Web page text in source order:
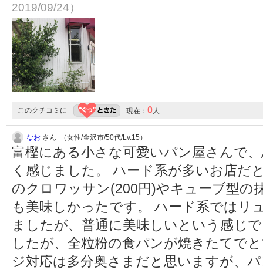
2019/09/24）
このクチコミに 現在： 0人
なお さん （女性/金沢市/50代/Lv.15）
富樫にある小さな可愛いパン屋さんで
く感じました。 ハード系が多いお店だ
のクロワッサン(200円)やキューブ型の
も美味しかったです。 ハード系ではリ
ましたが、普通に美味しいという感じ
したが、全粒粉の食パンが焼きたてで
ジ対応は多分奥さまだと思いますが、